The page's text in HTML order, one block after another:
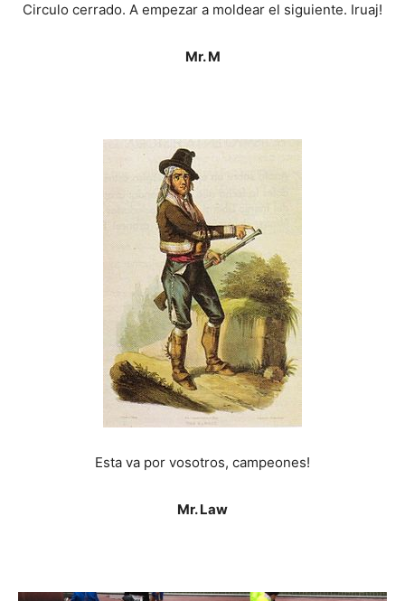
Circulo cerrado. A empezar a moldear el siguiente. Iruaj!
Mr. M
Esta va por vosotros, campeones!
Mr. Law